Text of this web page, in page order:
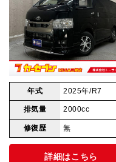
年式 2025年/R7
排気量 2000cc
修復歴 無
詳細はこちら